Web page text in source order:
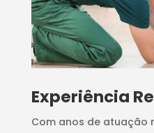
​Experiência
Com anos de atuação